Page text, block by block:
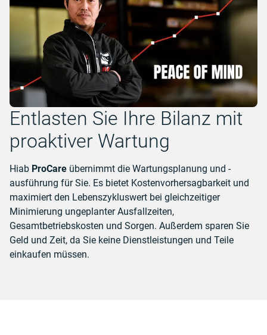
Entlasten Sie Ihre Bilanz mit
proaktiver Wartung
Hiab ProCare übernimmt die Wartungsplanung und -
ausführung für Sie. Es bietet Kostenvorhersagbarkeit und
maximiert den Lebenszykluswert bei gleichzeitiger
Minimierung ungeplanter Ausfallzeiten,
Gesamtbetriebskosten und Sorgen. Außerdem sparen Sie
Geld und Zeit, da Sie keine Dienstleistungen und Teile
einkaufen müssen.